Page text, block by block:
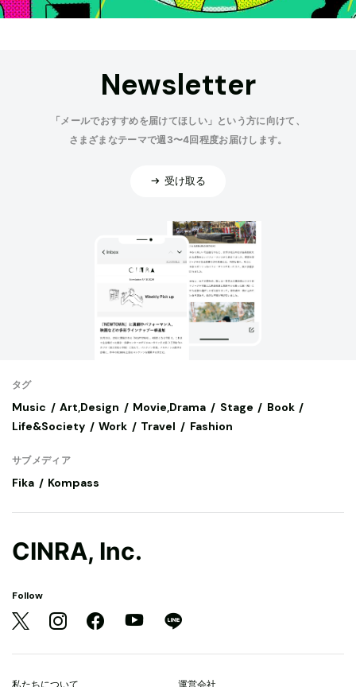
Newsletter
「メールでおすすめを届けてほしい」という方に向けて、
さまざまなテーマで週3〜4回程度お届けします。
受け取る
タグ
Music Art,Design Movie,Drama Stage
Book
Life&Society
Work Travel Fashion
サブメディア
Fika Kompass
CINRA, Inc.
Follow
私たちについて 運営会社